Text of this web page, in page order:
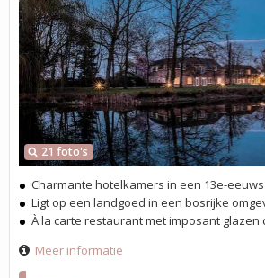
21 foto's
Charmante hotelkamers in een 13e-
Ligt op een landgoed in een bosrijke
À la carte restaurant met imposant glazen
Meer informatie